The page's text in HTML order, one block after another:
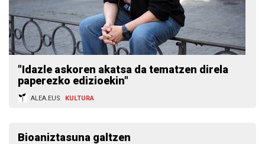
"Idazle askoren akatsa da tematzen direla
paperezko edizioekin"
ALEA.EUS KULTURA
Bioaniztasuna galtzen